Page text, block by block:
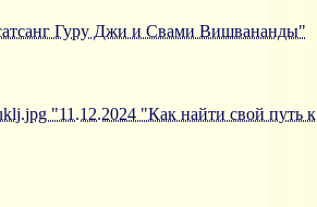
Гуру Джи и Свами Вишвананды"
"11.12.2024 "Как найти свой путь к